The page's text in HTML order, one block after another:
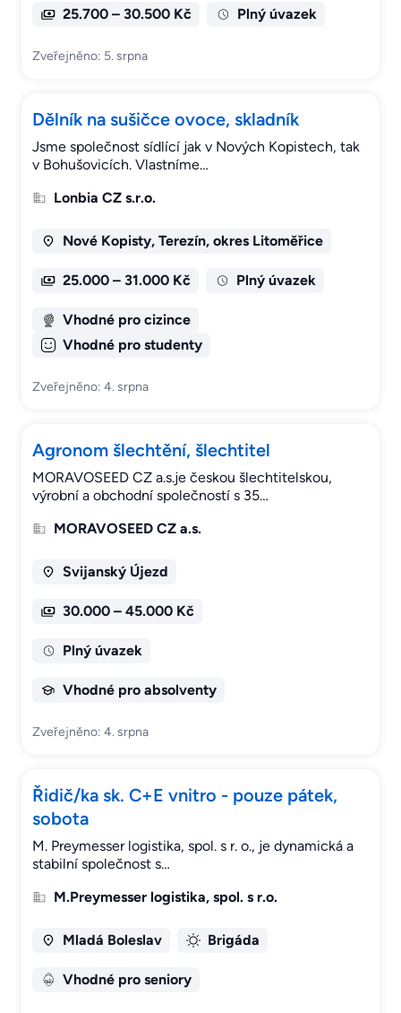
25.700 – 30.500 Kč Plný úvazek
Zveřejněno: 5. srpna
Dělník na sušičce ovoce, skladník
Jsme společnost sídlící jak v Nových Kopistech, tak
v Bohušovicích. Vlastníme…
Lonbia CZ s.r.o.
Nové Kopisty, Terezín, okres Litoměřice
25.000 – 31.000 Kč Plný úvazek
Vhodné pro cizince
Vhodné pro studenty
Zveřejněno: 4. srpna
Agronom šlechtění, šlechtitel
MORAVOSEED CZ a.s.je českou šlechtitelskou,
výrobní a obchodní společností s 35…
MORAVOSEED CZ a.s.
Svijanský Újezd
30.000 – 45.000 Kč
Plný úvazek
Vhodné pro absolventy
Zveřejněno: 4. srpna
Řidič/ka sk. C+E vnitro - pouze pátek,
sobota
M. Preymesser logistika, spol. s r. o., je dynamická a
stabilní společnost s…
M.Preymesser logistika, spol. s r.o.
Mladá Boleslav Brigáda
Vhodné pro seniory